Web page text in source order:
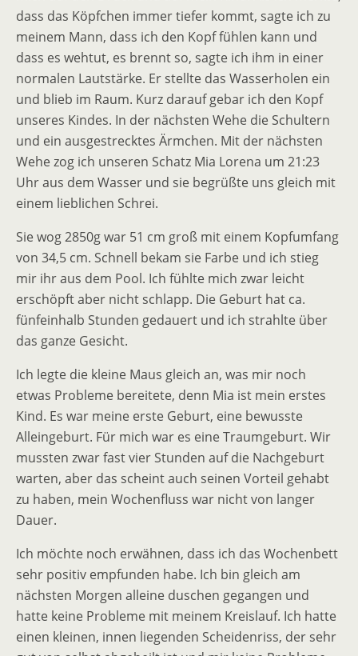
dass das Köpfchen immer tiefer kommt, sagte ich zu
meinem Mann, dass ich den Kopf fühlen kann und
dass es wehtut, es brennt so, sagte ich ihm in einer
normalen Lautstärke. Er stellte das Wasserholen ein
und blieb im Raum. Kurz darauf gebar ich den Kopf
unseres Kindes. In der nächsten Wehe die Schultern
und ein ausgestrecktes Ärmchen. Mit der nächsten
Wehe zog ich unseren Schatz Mia Lorena um 21:23
Uhr aus dem Wasser und sie begrüßte uns gleich mit
einem lieblichen Schrei.
Sie wog 2850g war 51 cm groß mit einem Kopfumfang
von 34,5 cm. Schnell bekam sie Farbe und ich stieg
mir ihr aus dem Pool. Ich fühlte mich zwar leicht
erschöpft aber nicht schlapp. Die Geburt hat ca.
fünfeinhalb Stunden gedauert und ich strahlte über
das ganze Gesicht.
Ich legte die kleine Maus gleich an, was mir noch
etwas Probleme bereitete, denn Mia ist mein erstes
Kind. Es war meine erste Geburt, eine bewusste
Alleingeburt. Für mich war es eine Traumgeburt. Wir
mussten zwar fast vier Stunden auf die Nachgeburt
warten, aber das scheint auch seinen Vorteil gehabt
zu haben, mein Wochenfluss war nicht von langer
Dauer.
Ich möchte noch erwähnen, dass ich das Wochenbett
sehr positiv empfunden habe. Ich bin gleich am
nächsten Morgen alleine duschen gegangen und
hatte keine Probleme mit meinem Kreislauf. Ich hatte
einen kleinen, innen liegenden Scheidenriss, der sehr